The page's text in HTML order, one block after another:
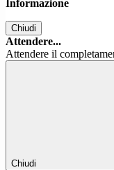
Informazione
Chiudi
Attendere...
Attendere il
Chiudi